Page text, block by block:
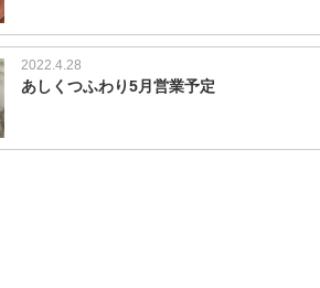
2022.4.28
あしくつふわり5月営業予定